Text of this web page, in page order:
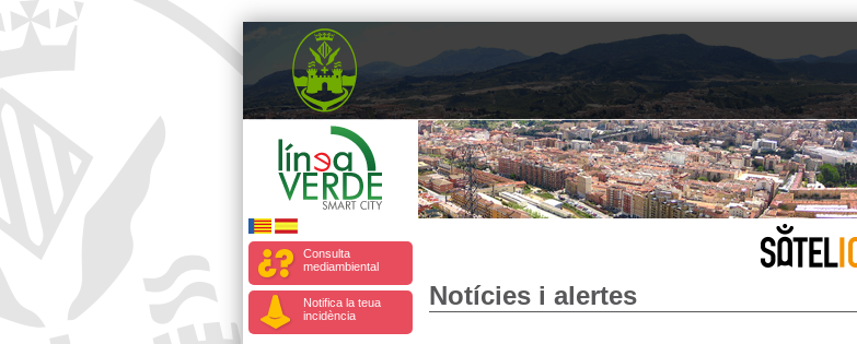
Consulta
mediambiental
Notifica la teua
incidència
Notícies i alertes